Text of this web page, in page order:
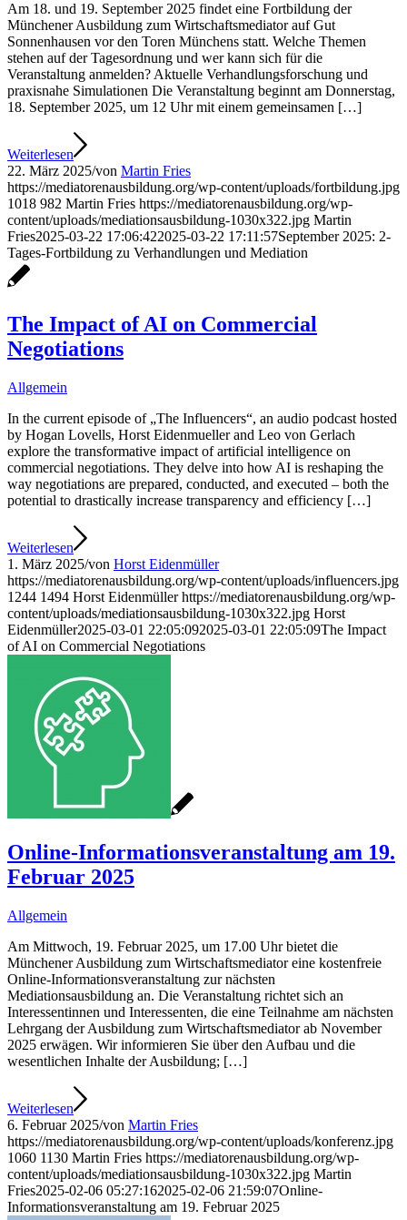
Am 18. und 19. September 2025 findet eine Fortbildung der
Münchener Ausbildung zum Wirtschaftsmediator auf Gut
Sonnenhausen vor den Toren Münchens statt. Welche Themen
stehen auf der Tagesordnung und wer kann sich für die
Veranstaltung anmelden? Aktuelle Verhandlungsforschung und
praxisnahe Simulationen Die Veranstaltung beginnt am Donnerstag,
18. September 2025, um 12 Uhr mit einem gemeinsamen […]
Weiterlesen
22. März 2025/von Martin Fries
https://mediatorenausbildung.org/wp-content/uploads/fortbildung.jpg
1018 982 Martin Fries https://mediatorenausbildung.org/wp-
content/uploads/mediationsausbildung-1030x322.jpg Martin
Fries2025-03-22 17:06:422025-03-22 17:11:57September 2025: 2-
Tages-Fortbildung zu Verhandlungen und Mediation
The Impact of AI on Commercial
Negotiations
Allgemein
In the current episode of „The Influencers“, an audio podcast hosted
by Hogan Lovells, Horst Eidenmueller and Leo von Gerlach
explore the transformative impact of artificial intelligence on
commercial negotiations. They delve into how AI is reshaping the
way negotiations are prepared, conducted, and executed – both the
potential to drastically increase transparency and efficiency […]
Weiterlesen
1. März 2025/von Horst Eidenmüller
https://mediatorenausbildung.org/wp-content/uploads/influencers.jpg
1244 1494 Horst Eidenmüller https://mediatorenausbildung.org/wp-
content/uploads/mediationsausbildung-1030x322.jpg Horst
Eidenmüller2025-03-01 22:05:092025-03-01 22:05:09The Impact
of AI on Commercial Negotiations
Online-Informationsveranstaltung am 19.
Februar 2025
Allgemein
Am Mittwoch, 19. Februar 2025, um 17.00 Uhr bietet die
Münchener Ausbildung zum Wirtschaftsmediator eine kostenfreie
Online-Informationsveranstaltung zur nächsten
Mediationsausbildung an. Die Veranstaltung richtet sich an
Interessentinnen und Interessenten, die eine Teilnahme am nächsten
Lehrgang der Ausbildung zum Wirtschaftsmediator ab November
2025 erwägen. Wir informieren Sie über den Aufbau und die
wesentlichen Inhalte der Ausbildung; […]
Weiterlesen
6. Februar 2025/von Martin Fries
https://mediatorenausbildung.org/wp-content/uploads/konferenz.jpg
1060 1130 Martin Fries https://mediatorenausbildung.org/wp-
content/uploads/mediationsausbildung-1030x322.jpg Martin
Fries2025-02-06 05:27:162025-02-06 21:59:07Online-
Informationsveranstaltung am 19. Februar 2025